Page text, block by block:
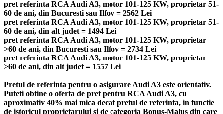
pret referinta RCA Audi A3, motor 101-125 KW, proprietar 51-
60 de ani, din Bucuresti sau Ilfov = 2562 Lei
pret referinta RCA Audi A3, motor 101-125 KW, proprietar 51-
60 de ani, din alt judet = 1494 Lei
pret referinta RCA Audi A3, motor 101-125 KW, proprietar
>60 de ani, din Bucuresti sau Ilfov = 2734 Lei
pret referinta RCA Audi A3, motor 101-125 KW, proprietar
>60 de ani, din alt judet = 1557 Lei
Pretul de referinta pentru o asigurare Audi A3 este orientativ.
Puteti obtine o oferta de pret pentru RCA Audi A3, cu
aproximativ 40% mai mica decat pretul de referinta, in functie
de istoricul proprietarului si de categoria Bonus-Malus din care